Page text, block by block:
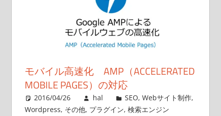
モバイル高速化 AMP（ACCELERATED
MOBILE PAGES）の対応
2016/04/26 hal SEO,Webサイト制作,
Wordpress, その他, プラグイン, 検索エンジン